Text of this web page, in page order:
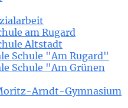
am Rugard
Altstadt
Schule "Am Rugard"
Schule "Am Grünen
Arndt-Gymnasium